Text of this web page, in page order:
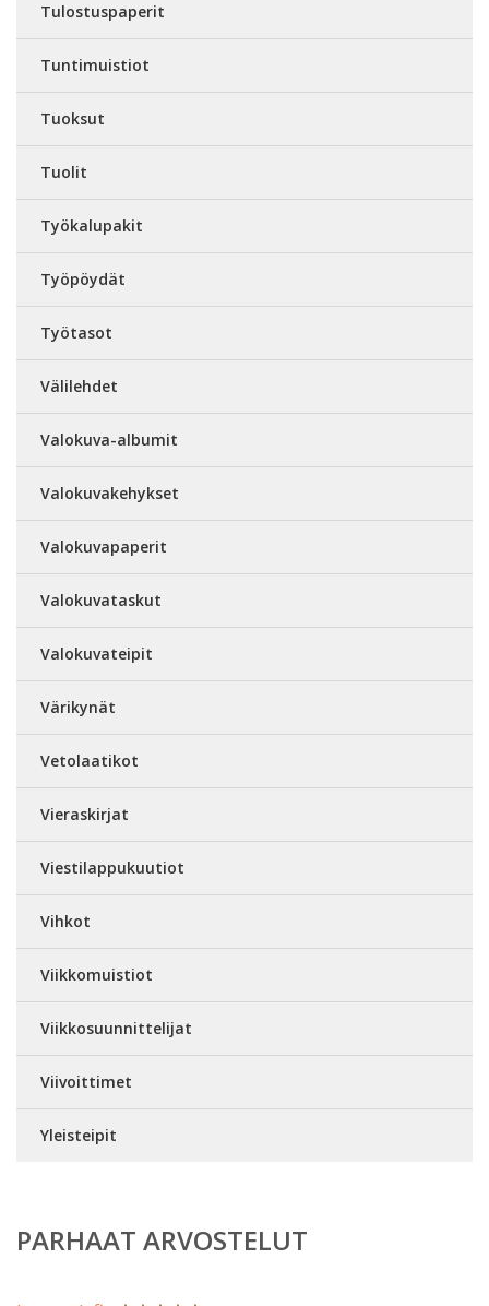
Tulostuspaperit
Tuntimuistiot
Tuoksut
Tuolit
Työkalupakit
Työpöydät
Työtasot
Välilehdet
Valokuva-albumit
Valokuvakehykset
Valokuvapaperit
Valokuvataskut
Valokuvateipit
Värikynät
Vetolaatikot
Vieraskirjat
Viestilappukuutiot
Vihkot
Viikkomuistiot
Viikkosuunnittelijat
Viivoittimet
Yleisteipit
PARHAAT ARVOSTELUT